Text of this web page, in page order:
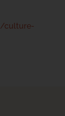
culture-